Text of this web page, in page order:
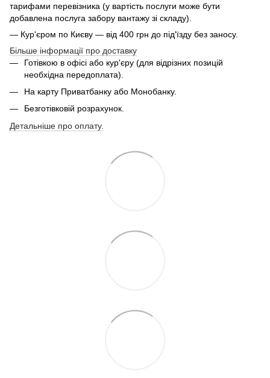
тарифами перевізника (у вартість послуги може бути
добавлена послуга забору вантажу зі складу).
— Кур'єром по Києву — від 400 грн до під'їзду без заносу.
Більше інформації про доставку
Готівкою в офісі або кур'єру (для відрізних позицій
необхідна передоплата).
На карту Приватбанку або Монобанку.
Безготівковій розрахунок.
Детальніше про оплату.